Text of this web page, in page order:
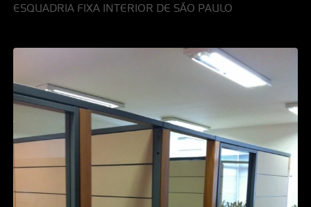
ESQUADRIA FIXA INTERIOR DE SÃO PAULO